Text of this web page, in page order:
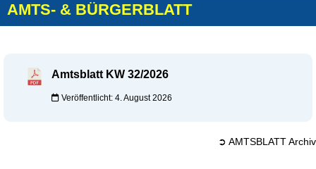
AMTS- & BÜRGERBLATT
Amtsblatt KW 32/2026
Veröffentlicht: 4. August 2026
➲ AMTSBLATT Archiv